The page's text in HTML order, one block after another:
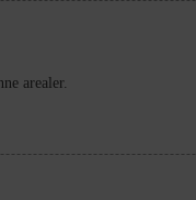
arealer.